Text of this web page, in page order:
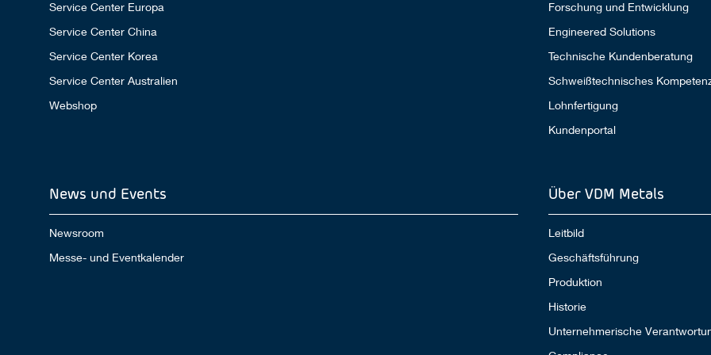
Service Center Europa
Service Center China
Service Center Korea
Service Center Australien
Webshop
Forschung und Entwicklung
Engineered Solutions
Technische Kundenberatung
Schweißtechnisches
Lohnfertigung
Kundenportal
News und Events
Newsroom
Messe- und Eventkalender
Über VDM Metals
Leitbild
Geschäftsführung
Produktion
Historie
Unternehmerische